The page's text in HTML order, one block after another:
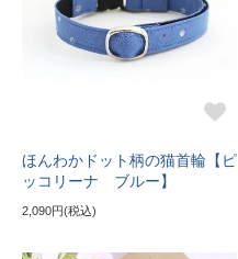
ほんわかドット柄の猫首輪【ピ
ッコリーナ ブルー】
2,090円(税込)